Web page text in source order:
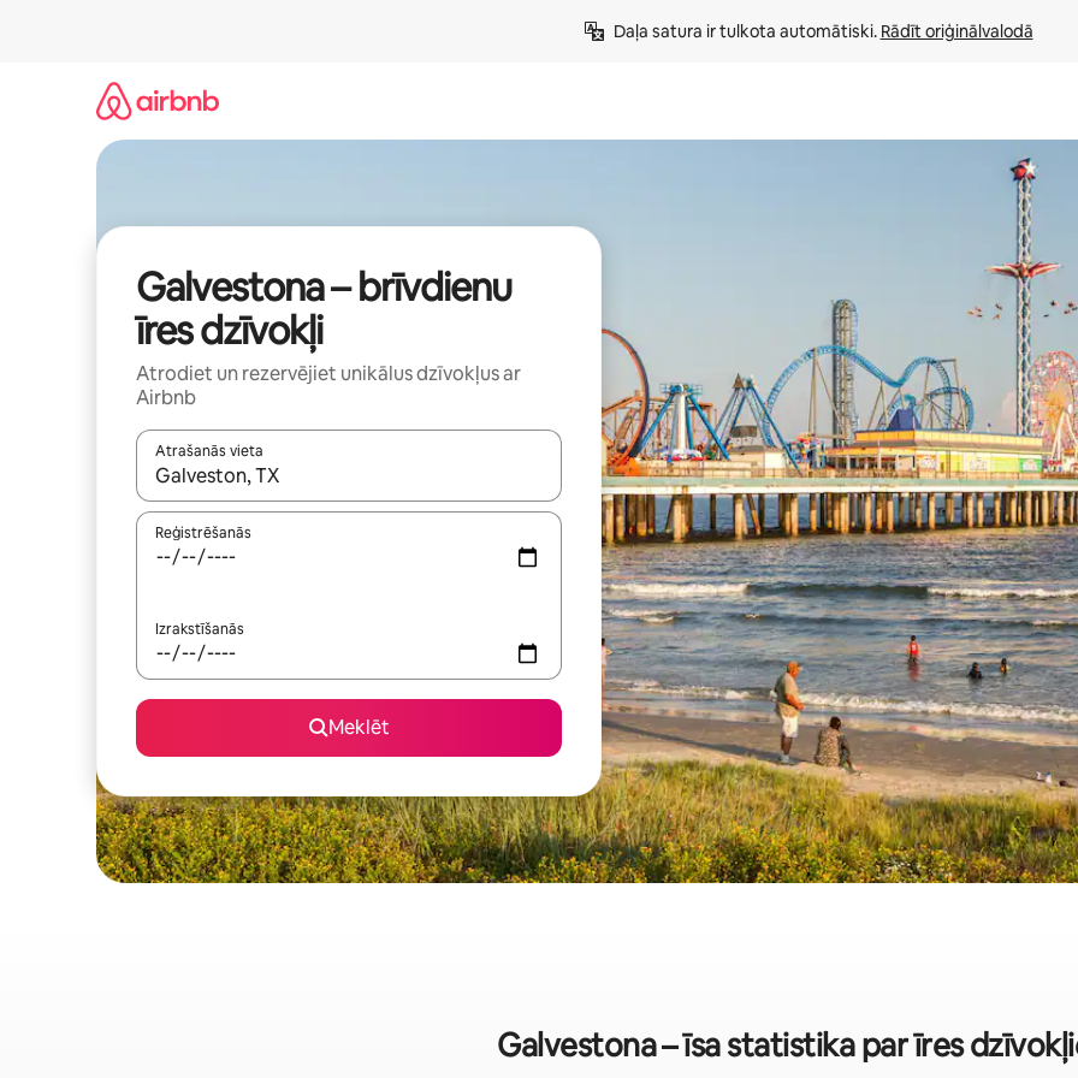
Daļa satura ir tulkota automātiski. Rādīt oriģinālvalodā
Galvestona – brīvdienu
īres dzīvokļi
Atrodiet un rezervējiet unikālus dzīvokļus ar
Airbnb
Atrašanās vieta
Kad rezultāti kļūs pieejami, izmantojiet bultiņu uz augšu un uz leju vai izpētiet tos, pieskaroties ekrānam vai pavelkot
Reģistrēšanās
Izrakstīšanās
Meklēt
Galvestona – īsa statistika par īres